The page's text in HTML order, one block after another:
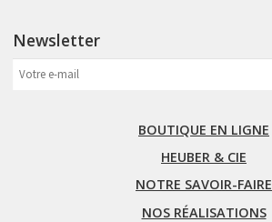
Newsletter
BOUTIQUE EN LIGNE
HEUBER & CIE
NOTRE SAVOIR-FAIRE
NOS RÉALISATIONS